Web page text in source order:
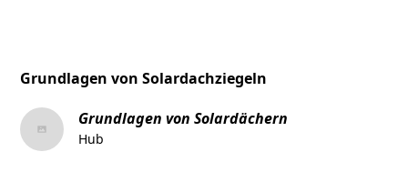
Grundlagen von Solardachziegeln
Grundlagen von Solardächern
Hub